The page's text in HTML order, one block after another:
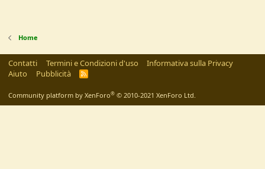
Home
Contatti Termini e Condizioni d'uso
Informativa sulla Privacy
Aiuto
Pubblicità
R
Community platform by XenForo® © 2010-2021 XenForo Ltd.